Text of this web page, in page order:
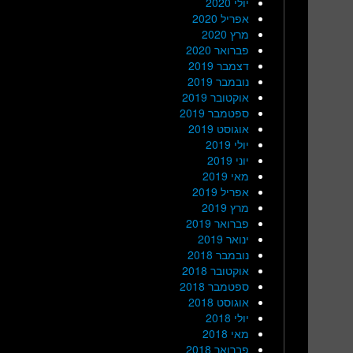
אפריל 2020
מרץ 2020
פברואר 2020
דצמבר 2019
נובמבר 2019
אוקטובר 2019
ספטמבר 2019
אוגוסט 2019
יולי 2019
יוני 2019
מאי 2019
אפריל 2019
מרץ 2019
פברואר 2019
ינואר 2019
נובמבר 2018
אוקטובר 2018
ספטמבר 2018
אוגוסט 2018
יולי 2018
מאי 2018
פברואר 2018